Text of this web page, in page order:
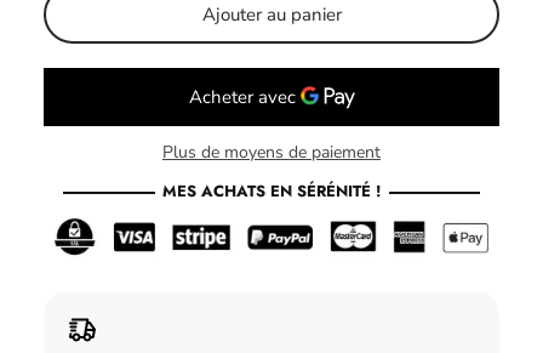
Ajouter au panier
Plus de moyens de paiement
MES ACHATS EN SÉRÉNITÉ !